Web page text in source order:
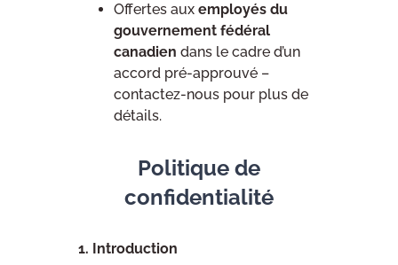
Offertes auxemployés du
gouvernement fédéral
canadien dans le cadre d’un
accord pré-approuvé –
contactez-nous pour plus de
détails.
Politique de
confidentialité
1. Introduction